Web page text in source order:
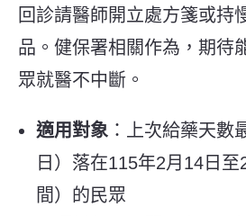
回診請醫師開立處方箋或持
品。健保署相關作為，期待
眾就醫不中斷。
適用對象 ：上次給藥天數
日）落在115年2月14日
間）的民眾